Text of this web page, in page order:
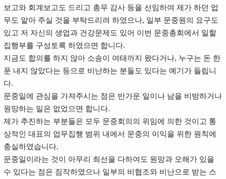
보고와 회계보고도 드리고 총무 감사 등을 선임하여 제가 하던 업
무도 맡아 주실 것을 부탁드리려 하였으나, 일부 문중원의 요구도
있고 저 자신의 생업과 건강문제도 있어 이번 문중총회에서 일할
집행부를 구성토록 하였으면 합니다.
지금도 합의를 하지 않아 소송이 여태까지 왔다거나, 누구는 돈 한
푼 내지 않았다는 등으로 비난하는 분들도 있다는 예기가 들립니
다.
문중일에 관심을 가져주시는 점은 반가운 일이나 남을 비방하거나
원망하는 일은 없었으면 합니다.
제가 추진하는 부분들은 모두 문중회의의 위임에 의한 것이고 통
상적인 대표의 업무집행 범위 내에서 문중의 이익을 위한 원칙에
충실하였습니다.
문중일이라는 것이 아무리 최선을 다하여도 원망과 오해가 있을
수 있다는 점은 짐작하였으나 일부의 비협조와 비난으로 받는 스